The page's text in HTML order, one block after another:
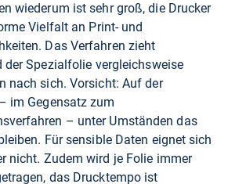
wiederum ist sehr groß, die Drucker
Vielfalt an Print- und
Das Verfahren zieht
Spezialfolie vergleichsweise
nach sich. Vorsicht: Auf der
im Gegensatz zum
– unter Umständen das
Für sensible Daten eignet sich
nicht. Zudem wird je Folie immer
das Drucktempo ist